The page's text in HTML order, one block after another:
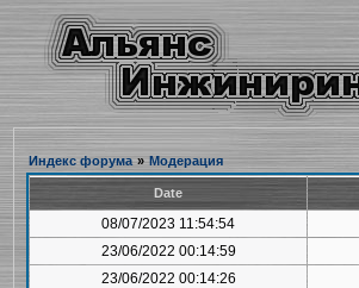
Индекс форума » Модерация
Date
08/07/2023 11:54:54
23/06/2022 00:14:59
23/06/2022 00:14:26